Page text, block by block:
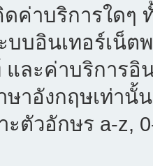
ค่าบริการใดๆ
บบอินเทอร์เน็
ละค่าบริการอิ
ษาอังกฤษเท่านั้
ตัวอักษร a-z,